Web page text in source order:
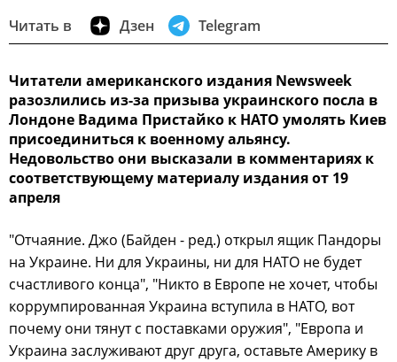
Читать в Дзен Telegram
Читатели американского издания Newsweek
разозлились из-за призыва украинского посла в
Лондоне Вадима Пристайко к НАТО умолять Киев
присоединиться к военному альянсу.
Недовольство они высказали в комментариях к
соответствующему материалу издания от 19
апреля
"Отчаяние. Джо (Байден - ред.) открыл ящик Пандоры
на Украине. Ни для Украины, ни для НАТО не будет
счастливого конца", "Никто в Европе не хочет, чтобы
коррумпированная Украина вступила в НАТО, вот
почему они тянут с поставками оружия", "Европа и
Украина заслуживают друг друга, оставьте Америку в